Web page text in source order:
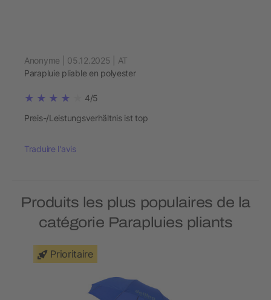
Anonyme | 05.12.2025 | AT
Parapluie pliable en polyester
4/5
Preis-/Leistungsverhältnis ist top
Traduire l'avis
Produits les plus populaires de la
catégorie Parapluies pliants
Prioritaire